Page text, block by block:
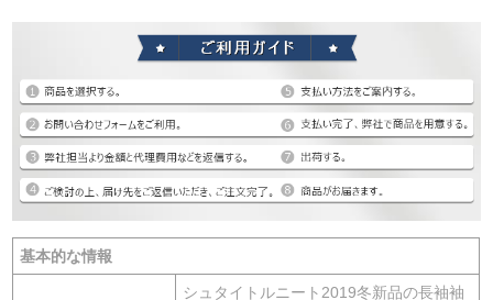
基本的な情報
シュタイトルニート2019冬新品の長袖袖